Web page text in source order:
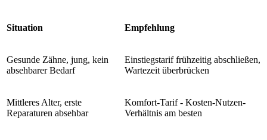
Situation Empfehlung
Gesunde Zähne, jung, kein
absehbarer Bedarf
Einstiegstarif frühzeitig abschließen,
Wartezeit überbrücken
Mittleres Alter, erste
Reparaturen absehbar
Komfort-Tarif - Kosten-Nutzen-
Verhältnis am besten